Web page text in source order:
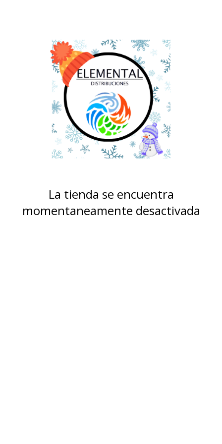
La tienda se encuentra
momentaneamente desactivada